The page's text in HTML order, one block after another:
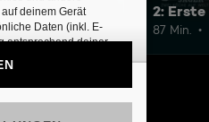
2:
87 Min.